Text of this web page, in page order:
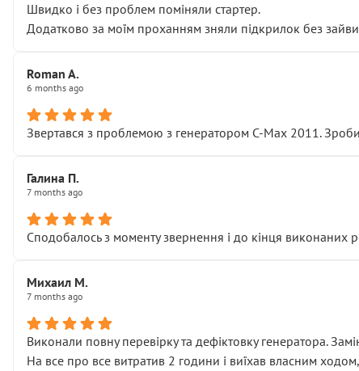
Швидко і без проблем поміняли стартер.
Додатково за моїм проханням зняли підкрилок без
Roman A.
6 months ago
Звертався з проблемою з генератором C-Max 2011.
Галина П.
7 months ago
Сподобалось з моменту звернення і до кінця
Михаил М.
7 months ago
Виконали повну перевірку та дефіктовку генератора.
На все про все витратив 2 години і виїхав власним